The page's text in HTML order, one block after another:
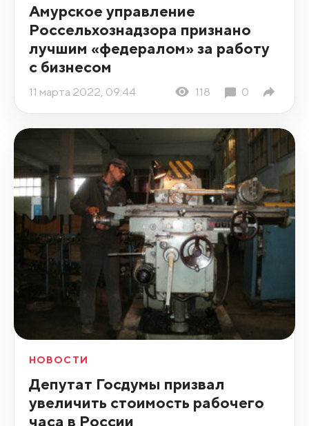
Амурское управление
Россельхознадзора признано
лучшим «федералом» за работу
с бизнесом
11 марта 2022, 09:44 118 0
НОВОСТИ
Депутат Госдумы призвал
увеличить стоимость рабочего
часа в России